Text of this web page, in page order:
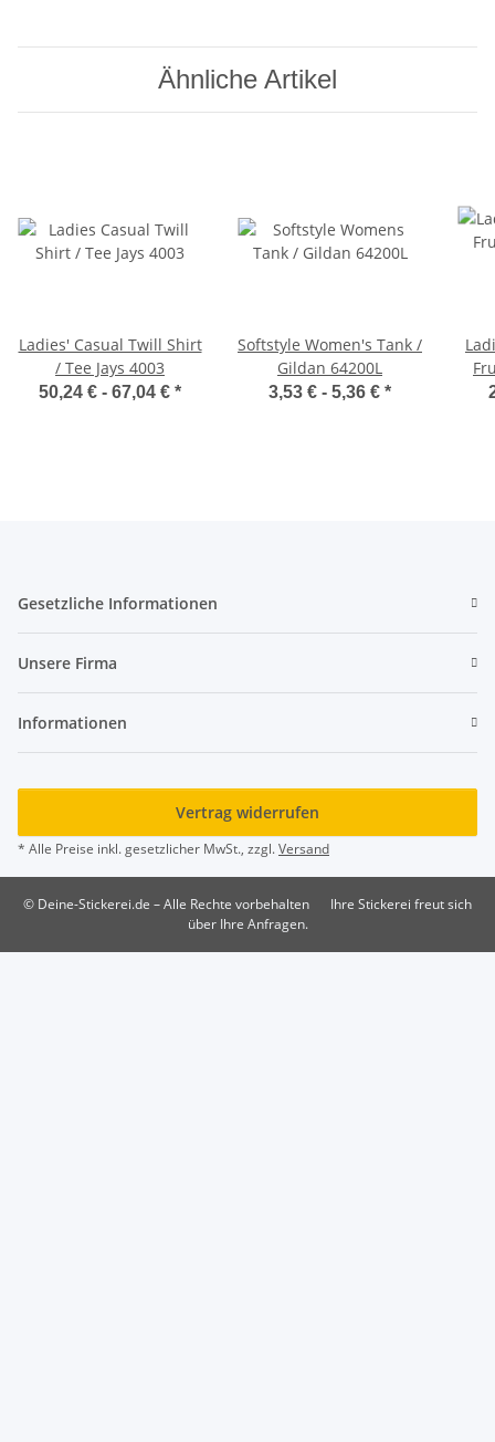
Ähnliche Artikel
Ladies' Casual Twill Shirt
/ Tee Jays 4003
50,24 € - 67,04 € *
Softstyle Women's Tank /
Gildan 64200L
3,53 € - 5,36 € *
Gesetzliche Informationen
Unsere Firma
Informationen
Vertrag widerrufen
* Alle Preise inkl. gesetzlicher MwSt., zzgl.Versand
© Deine-Stickerei.de – Alle Rechte vorbehalten
Ihre Stickerei freut sich
über Ihre Anfragen.